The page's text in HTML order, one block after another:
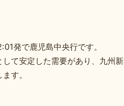
発で鹿児島中央行です。
て安定した需要があり、九州
す。